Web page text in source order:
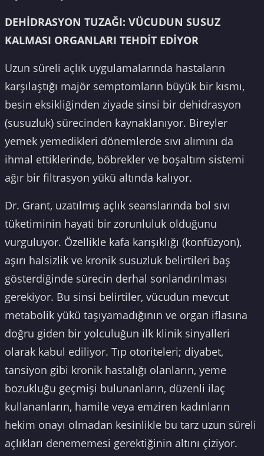
DEHİDRASYON TUZAĞI: VÜCUDUN SUSUZ
KALMASI ORGANLARI TEHDİT EDİYOR
Uzun süreli açlık uygulamalarında hastaların
karşılaştığı majör semptomların büyük bir kısmı,
besin eksikliğinden ziyade sinsi bir dehidrasyon
(susuzluk) sürecinden kaynaklanıyor. Bireyler
yemek yemedikleri dönemlerde sıvı alımını da
ihmal ettiklerinde, böbrekler ve boşaltım sistemi
ağır bir filtrasyon yükü altında kalıyor.
Dr. Grant, uzatılmış açlık seanslarında bol sıvı
tüketiminin hayati bir zorunluluk olduğunu
vurguluyor. Özellikle kafa karışıklığı (konfüzyon),
aşırı halsizlik ve kronik susuzluk belirtileri baş
gösterdiğinde sürecin derhal sonlandırılması
gerekiyor. Bu sinsi belirtiler, vücudun mevcut
metabolik yükü taşıyamadığının ve organ iflasına
doğru giden bir yolculuğun ilk klinik sinyalleri
olarak kabul ediliyor. Tıp otoriteleri; diyabet,
tansiyon gibi kronik hastalığı olanların, yeme
bozukluğu geçmişi bulunanların, düzenli ilaç
kullananların, hamile veya emziren kadınların
hekim onayı olmadan kesinlikle bu tarz uzun süreli
açlıkları denememesi gerektiğinin altını çiziyor.